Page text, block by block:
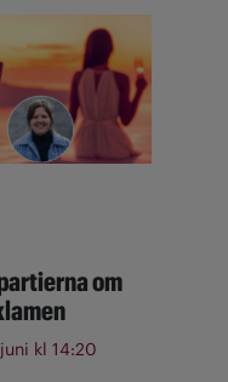
om
kl 14:20